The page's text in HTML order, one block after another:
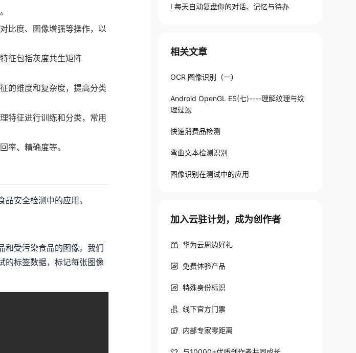
比度、图像增强等操作，以
征包括灰度共生矩阵
的维度和复杂度，提高分类
特征进行训练和分类，常用
率、精确度等。
安全检测中的应用。
和受污染食品的图像。我们
的标签数据，标记每张图像
I 每天自动复盘你的对话、记忆与待办
相关文章
OCR 图像识别（一）
Android OpenGL ES(七)----理解纹理与纹
理过滤
快速消费品检测
弯曲文本检测识别
图像识别在测试中的应用
加入云驻计划，成为创作者
华为云周边好礼
免费体验产品
特殊身份标识
线下官方门票
内部专家零距离